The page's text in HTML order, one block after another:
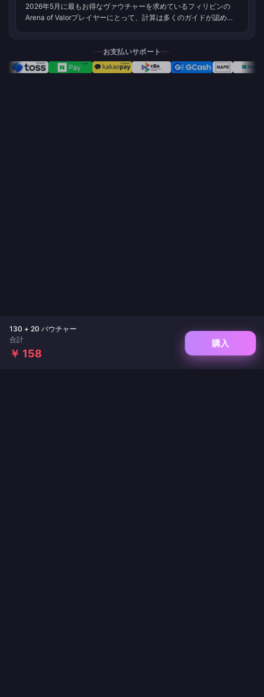
130 + 20 バウチャー
合計
￥ 158
購入
2026年5月に最もお得なヴァウチャーを求めているフィリピンの
Arena of Valorプレイヤーにとって、計算は多くのガイドが認める
提供されており、Jollymax PHのArena of Valorページによると、
950ヴァウチャーと470ヴァウチャーのティアが...
お支払いサポート